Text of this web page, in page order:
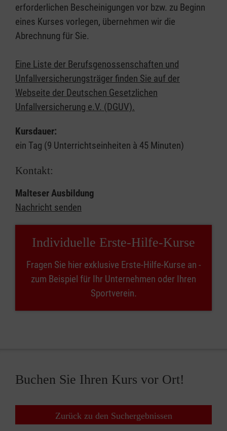
erforderlichen Bescheinigungen vor bzw. zu Beginn
eines Kurses vorlegen, übernehmen wir die
Abrechnung für Sie.
Eine Liste der Berufsgenossenschaften und
Unfallversicherungsträger finden Sie auf der
Webseite der Deutschen Gesetzlichen
Unfallversicherung e.V. (DGUV).
Kursdauer:
ein Tag (9 Unterrichtseinheiten à 45 Minuten)
Kontakt:
Malteser Ausbildung
Nachricht senden
Individuelle Erste-Hilfe-Kurse
Fragen Sie hier exklusive Erste-Hilfe-Kurse an -
zum Beispiel für Ihr Unternehmen oder Ihren
Sportverein.
Buchen Sie Ihren Kurs vor Ort!
Zurück zu den Suchergebnissen